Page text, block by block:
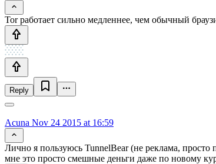
Tor работает сильно медленнее, чем обычный
Reply
Acuna Nov 24 2015 at 16:59
Лично я пользуюсь TunnelBear (не реклама, просто
мне это просто смешные деньги даже по новому